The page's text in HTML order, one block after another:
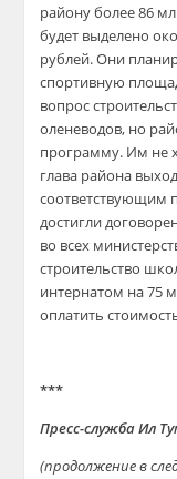
району более 86
будет выделено
рублей. Они
спортивную
вопрос
оленеводов, но
программу. Им не
глава района
соответствующим
достигли
во всех
строительство
интернатом на 75
оплатить
***
Пресс-служба Ил
(продолжение в